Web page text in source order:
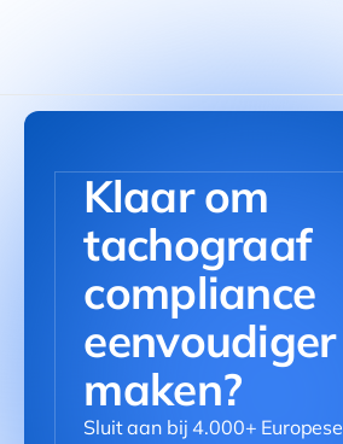
aantekeningen, geen
klaar voor een controle.
Klaar om
tachograaf
compliance
maken?
Sluit aan bij 4.000+ Europese